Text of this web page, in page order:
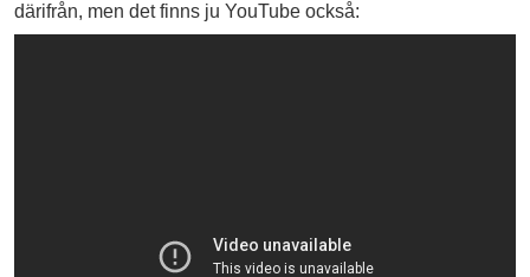
därifrån, men det finns ju YouTube också: